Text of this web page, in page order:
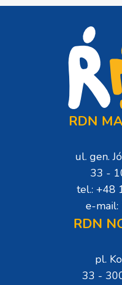
RDN
ul. gen.
33 -
tel.: +48
e-mail:
RDN
pl.
33 -